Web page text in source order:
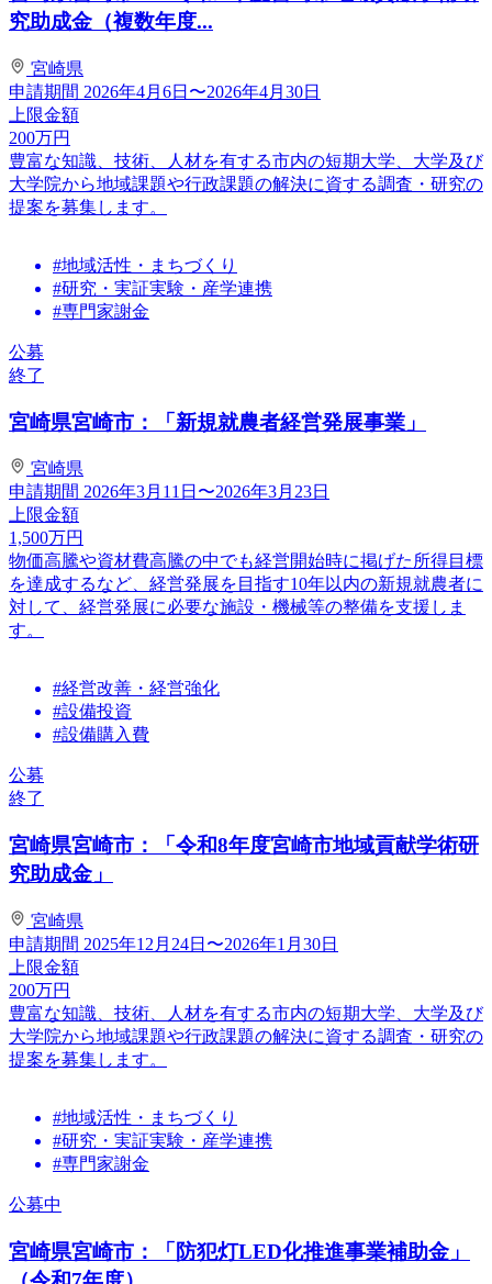
究助成金（複数年度...
宮崎県
申請期間 2026年4月6日〜2026年4月30日
上限金額
200万円
豊富な知識、技術、人材を有する市内の短期大学、大学及び
大学院から地域課題や行政課題の解決に資する調査・研究の
提案を募集します。
#地域活性・まちづくり
#研究・実証実験・産学連携
#専門家謝金
公募
終了
宮崎県宮崎市：「新規就農者経営発展事業」
宮崎県
申請期間 2026年3月11日〜2026年3月23日
上限金額
1,500万円
物価高騰や資材費高騰の中でも経営開始時に掲げた所得目標
を達成するなど、経営発展を目指す10年以内の新規就農者に
対して、経営発展に必要な施設・機械等の整備を支援しま
す。
#経営改善・経営強化
#設備投資
#設備購入費
公募
終了
宮崎県宮崎市：「令和8年度宮崎市地域貢献学術研
究助成金」
宮崎県
申請期間 2025年12月24日〜2026年1月30日
上限金額
200万円
豊富な知識、技術、人材を有する市内の短期大学、大学及び
大学院から地域課題や行政課題の解決に資する調査・研究の
提案を募集します。
#地域活性・まちづくり
#研究・実証実験・産学連携
#専門家謝金
公募中
宮崎県宮崎市：「防犯灯LED化推進事業補助金」